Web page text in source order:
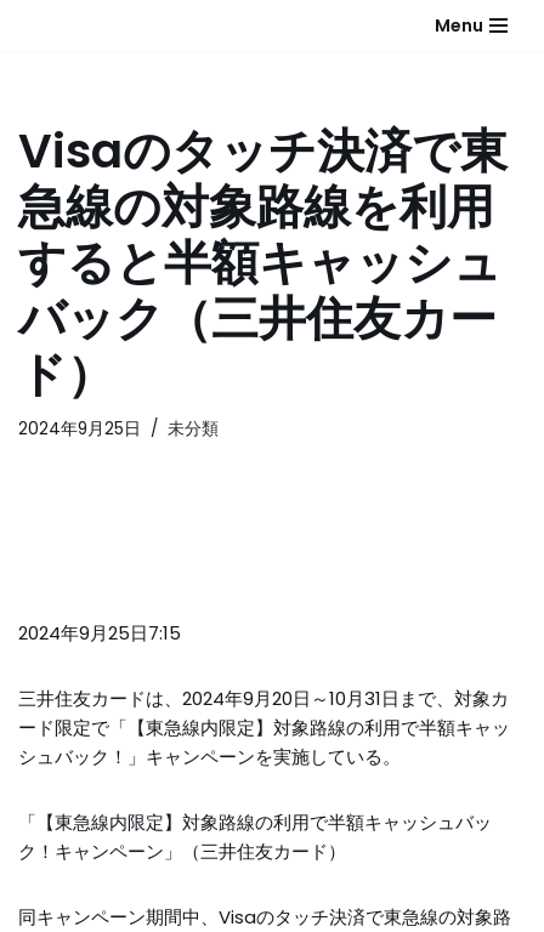
ン
ツ
へ
キ
プ
Menu
Visaのタッチ決済で東
急線の対象路線を利用
すると半額キャッシュ
バック（三井住友カー
ド）
2024年9月25日 未分類
2024年9月25日7:15
三井住友カードは、2024年9月20日～10月31日まで、対象カ
ード限定で「【東急線内限定】対象路線の利用で半額キャッ
シュバック！」キャンペーンを実施している。
「【東急線内限定】対象路線の利用で半額キャッシュバッ
ク！キャンペーン」（三井住友カード）
同キャンペーン期間中、Visaのタッチ決済で東急線の対象路